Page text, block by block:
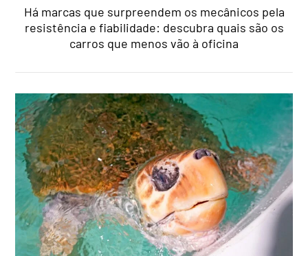
Há marcas que surpreendem os mecânicos pela
resistência e fiabilidade: descubra quais são os
carros que menos vão à oficina